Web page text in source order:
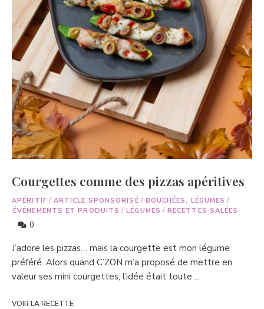
Courgettes comme des pizzas apéritives
APÉRITIF / ARTICLE SPONSORISÉ / BOUCHÉES, LÉGUMES /
ÉVÉNEMENTS ET PRODUITS / LÉGUMES / RECETTES SALÉES
0
J’adore les pizzas… mais la courgette est mon légume
préféré. Alors quand C’ZON m’a proposé de mettre en
valeur ses mini courgettes, l’idée était toute …
VOIR LA RECETTE